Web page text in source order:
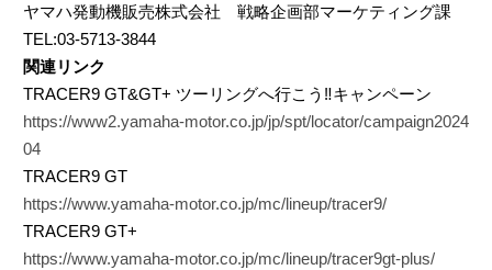
ヤマハ発動機販売株式会社 戦略企画部マーケティング課
TEL:03-5713-3844
関連リンク
TRACER9 GT&GT+ ツーリングへ行こう‼キャンペーン
https://www2.yamaha-motor.co.jp/jp/spt/locator/campaign2024
04
TRACER9 GT
https://www.yamaha-motor.co.jp/mc/lineup/tracer9/
TRACER9 GT+
https://www.yamaha-motor.co.jp/mc/lineup/tracer9gt-plus/